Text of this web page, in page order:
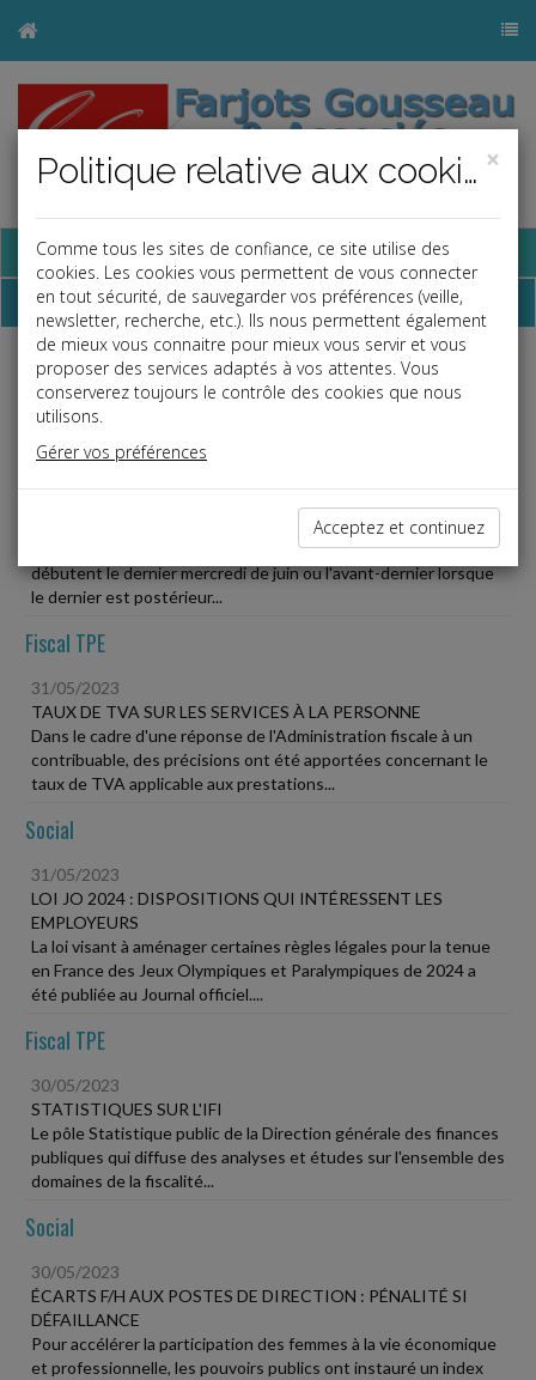
Base documentaire
Dépêches
Liste des dernières dépêches
Vie des affaires
Depuis 2020, en principe, les soldes d'été durent 4 semaines et
débutent le dernier mercredi de juin ou l'avant-dernier lorsque
le dernier est postérieur...
Fiscal TPE
31/05/2023
TAUX DE TVA SUR LES SERVICES À LA PERSONNE
Dans le cadre d'une réponse de l'Administration fiscale à un
contribuable, des précisions ont été apportées concernant le
taux de TVA applicable aux prestations...
Social
31/05/2023
LOI JO 2024 : DISPOSITIONS QUI INTÉRESSENT LES
EMPLOYEURS
La loi visant à aménager certaines règles légales pour la tenue
en France des Jeux Olympiques et Paralympiques de 2024 a
été publiée au Journal officiel....
Fiscal TPE
30/05/2023
STATISTIQUES SUR L'IFI
Le pôle Statistique public de la Direction générale des finances
publiques qui diffuse des analyses et études sur l'ensemble des
domaines de la fiscalité...
Social
30/05/2023
ÉCARTS F/H AUX POSTES DE DIRECTION : PÉNALITÉ SI
DÉFAILLANCE
Pour accélérer la participation des femmes à la vie économique
et professionnelle, les pouvoirs publics ont instauré un index
×
Politique relative aux cookies
Comme tous les sites de confiance, ce site utilise des
cookies. Les cookies vous permettent de vous connecter
en tout sécurité, de sauvegarder vos préférences (veille,
newsletter, recherche, etc.). Ils nous permettent également
de mieux vous connaitre pour mieux vous servir et vous
proposer des services adaptés à vos attentes. Vous
conserverez toujours le contrôle des cookies que nous
utilisons.
Gérer vos préférences
Acceptez et continuez